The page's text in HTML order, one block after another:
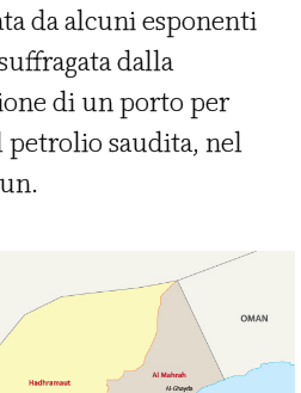
da alcuni esponenti
dalla
di un porto per
petrolio saudita, nel